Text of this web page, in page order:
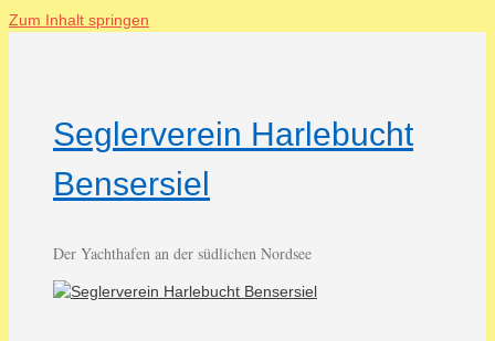
Zum Inhalt springen
Seglerverein Harlebucht
Bensersiel
Der Yachthafen an der südlichen Nordsee